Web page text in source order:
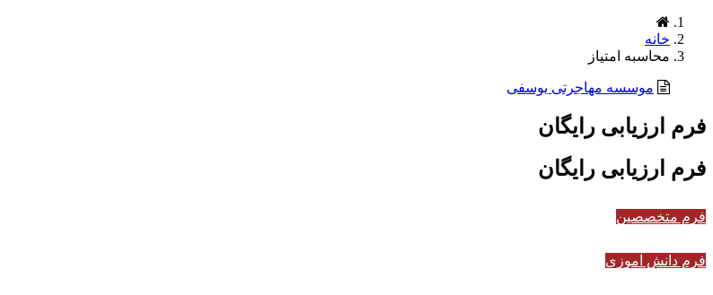
خانه
محاسبه امتیاز
موسسه مهاجرتی یوسفی
فرم ارزیابی رایگان
فرم ارزیابی رایگان
فرم متخصصین
فرم دانش آموزی